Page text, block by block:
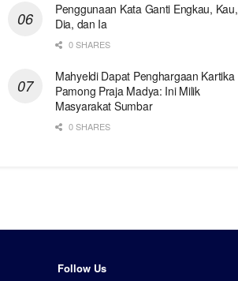
Penggunaan Kata Ganti Engkau, Kau,
Dia, dan Ia
0 SHARES
Mahyeldi Dapat Penghargaan Kartika
Pamong Praja Madya: Ini Milik
Masyarakat Sumbar
0 SHARES
Follow Us